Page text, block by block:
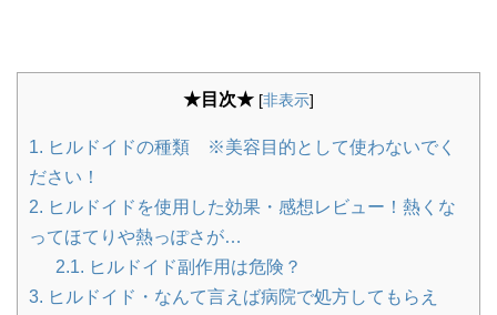
★目次★ [非表示]
1. ヒルドイドの種類 ※美容目的として使わないでく
ださい！
2. ヒルドイドを使用した効果・感想レビュー！熱くな
ってほてりや熱っぽさが…
2.1. ヒルドイド副作用は危険？
3. ヒルドイド・なんて言えば病院で処方してもらえ